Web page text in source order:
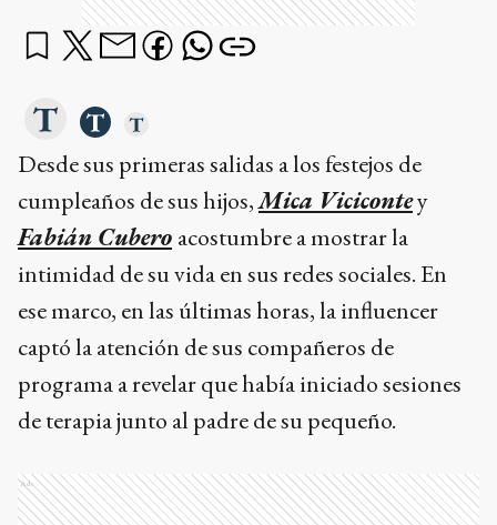
Desde sus primeras salidas a los festejos de
cumpleaños de sus hijos,Mica Vicicontey
Fabián Cubero acostumbre a mostrar la
intimidad de su vida en sus redes sociales. En
ese marco, en las últimas horas, la influencer
captó la atención de sus compañeros de
programa a revelar que había iniciado sesiones
de terapia junto al padre de su pequeño.
Ads